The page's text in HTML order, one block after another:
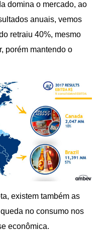
domina o mercado, ao
anuais, vemos
retraiu 40%, mesmo
porém mantendo o
existem também as
no consumo nos
econômica.